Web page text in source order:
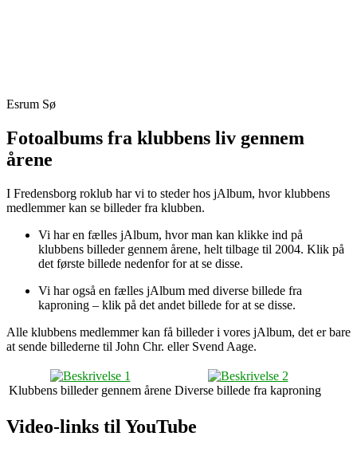
Esrum Sø
Fotoalbums fra klubbens liv gennem
årene
I Fredensborg roklub har vi to steder hos jAlbum, hvor klubbens
medlemmer kan se billeder fra klubben.
Vi har en fælles jAlbum, hvor man kan klikke ind på
klubbens billeder gennem årene, helt tilbage til 2004. Klik på
det første billede nedenfor for at se disse.
Vi har også en fælles jAlbum med diverse billede fra
kaproning – klik på det andet billede for at se disse.
Alle klubbens medlemmer kan få billeder i vores jAlbum, det er bare
at sende billederne til John Chr. eller Svend Aage.
Klubbens billeder gennem årene Diverse billede fra kaproning
Video-links til YouTube